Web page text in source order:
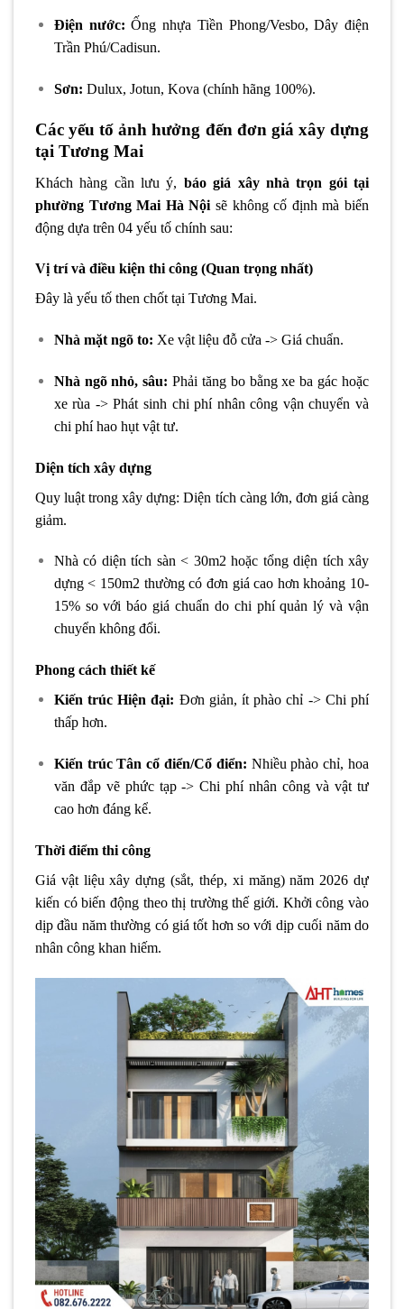
Điện nước: Ống nhựa Tiền Phong/Vesbo, Dây điện
Trần Phú/Cadisun.
Sơn: Dulux, Jotun, Kova (chính hãng 100%).
Các yếu tố ảnh hưởng đến đơn giá xây dựng
tại Tương Mai
Khách hàng cần lưu ý, báo giá xây nhà trọn gói tại
phường Tương Mai Hà Nội sẽ không cố định mà biến
động dựa trên 04 yếu tố chính sau:
Vị trí và điều kiện thi công (Quan trọng nhất)
Đây là yếu tố then chốt tại Tương Mai.
Nhà mặt ngõ to: Xe vật liệu đỗ cửa -> Giá chuẩn.
Nhà ngõ nhỏ, sâu: Phải tăng bo bằng xe ba gác hoặc
xe rùa -> Phát sinh chi phí nhân công vận chuyển và
chi phí hao hụt vật tư.
Diện tích xây dựng
Quy luật trong xây dựng: Diện tích càng lớn, đơn giá càng
giảm.
Nhà có diện tích sàn < 30m2 hoặc tổng diện tích xây
dựng < 150m2 thường có đơn giá cao hơn khoảng 10-
15% so với báo giá chuẩn do chi phí quản lý và vận
chuyển không đổi.
Phong cách thiết kế
Kiến trúc Hiện đại: Đơn giản, ít phào chỉ -> Chi phí
thấp hơn.
Kiến trúc Tân cổ điển/Cổ điển: Nhiều phào chỉ, hoa
văn đắp vẽ phức tạp -> Chi phí nhân công và vật tư
cao hơn đáng kể.
Thời điểm thi công
Giá vật liệu xây dựng (sắt, thép, xi măng) năm 2026 dự
kiến có biến động theo thị trường thế giới. Khởi công vào
dịp đầu năm thường có giá tốt hơn so với dịp cuối năm do
nhân công khan hiếm.